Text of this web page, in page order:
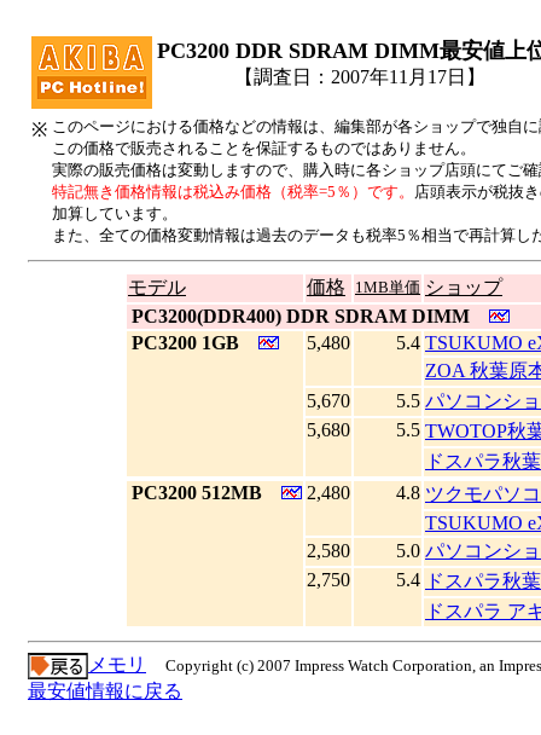
PC3200 DDR SDRAM DIMM最安値上
【調査日：2007年11月17日】
※ このページにおける価格などの情報は、編集部が各ショップで独自
この価格で販売されることを保証するものではありません。
実際の販売価格は変動しますので、購入時に各ショップ店頭にてご
特記無き価格情報は税込み価格（税率=5％）です。 店頭表示が税抜
加算しています。
また、全ての価格変動情報は過去のデータも税率5％相当で再計算し
モデル 価格 1MB単価 ショップ
PC3200(DDR400) DDR SDRAM DIMM
PC3200 1GB 5,480 5.4 TSUKUMO
ZOA 秋葉原
5,670
5.5 パソコンシ
5,680
5.5 TWOTOP秋
ドスパラ秋
PC3200 512MB 2,480 4.8 ツクモパソ
TSUKUMO
2,580
5.0 パソコンシ
2,750
5.4 ドスパラ秋
ドスパラ ア
Copyright (c) 2007 Impress Watch Corporation, an
メモリ
最安値情報に戻る